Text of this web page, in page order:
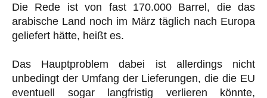
Die Rede ist von fast 170.000 Barrel, die das
arabische Land noch im März täglich nach Europa
geliefert hätte, heißt es.
Das Hauptproblem dabei ist allerdings nicht
unbedingt der Umfang der Lieferungen, die die EU
eventuell sogar langfristig verlieren könnte,